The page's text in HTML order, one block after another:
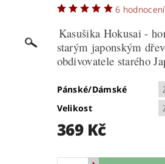
6 hodnocení
Kasušika Hokusai -
starým japonským
obdivovatele starého
Pánské/Dámské
Velikost
369 Kč